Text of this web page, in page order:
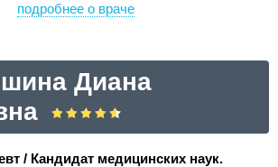
подробнее о враче
Диана
/ Кандидат медицинских наук.